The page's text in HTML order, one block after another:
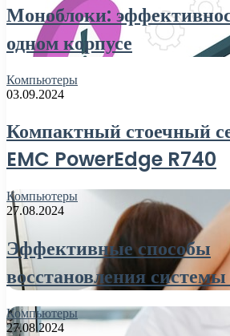
Моноблоки:
одном корпусе
Компьютеры
03.09.2024
Компактный стоечный
EMC PowerEdge R740
Компьютеры
27.08.2024
Эффективные способы
восстановления системы
Компьютеры
27.08.2024